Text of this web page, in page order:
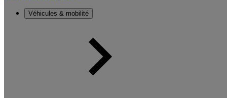
Véhicules & mobilité